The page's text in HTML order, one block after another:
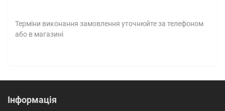
Терміни виконання замовлення уточнюйте за телефоном
або в магазині
Інформація